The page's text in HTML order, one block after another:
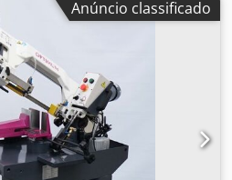
de corte ajustável
Ad Sokr Cortes em
45° Tensão elétrica 380 V
do motor 0,55 kW Peso da
aprox. 1,5 x 1,0 x 1,6 m
Anúncio classificado